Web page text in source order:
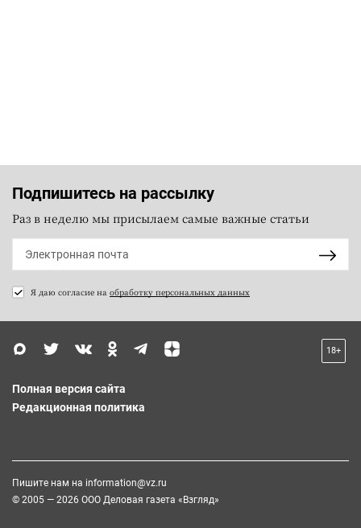
Подпишитесь на рассылку
Раз в неделю мы присылаем самые важные статьи
Я даю согласие на обработку персональных данных
18+
Полная версия сайта
Редакционная политика
Пишите нам на information@vz.ru
© 2005 — 2026 ООО Деловая газета «Взгляд»